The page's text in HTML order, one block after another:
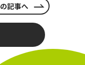
記事へ